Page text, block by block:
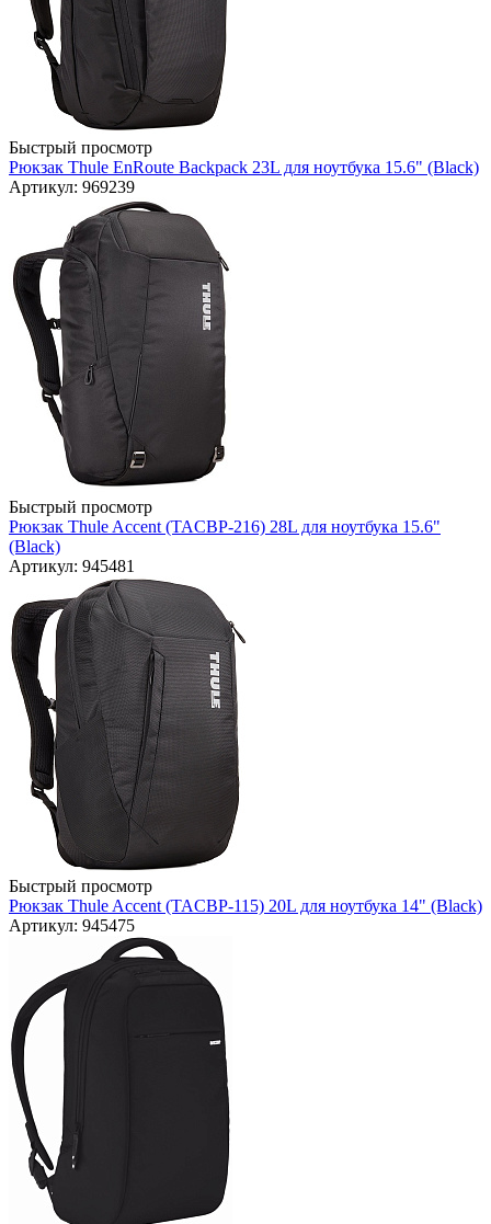
Быстрый просмотр
Рюкзак Thule EnRoute Backpack 23L для ноутбука 15.6" (Black)
Артикул: 969239
Быстрый просмотр
Рюкзак Thule Accent (TACBP-216) 28L для ноутбука 15.6"
(Black)
Артикул: 945481
Быстрый просмотр
Рюкзак Thule Accent (TACBP-115) 20L для ноутбука 14" (Black)
Артикул: 945475